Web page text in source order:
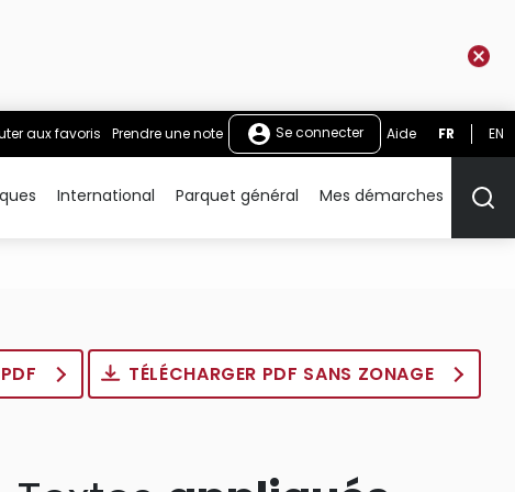
aux favoris Prendre une note Se connecter Aide FR EN
International Parquet général Mes démarches
TÉLÉCHARGER PDF SANS ZONAGE